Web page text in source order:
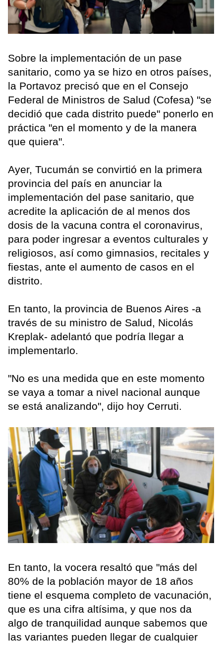
Sobre la implementación de un pase
sanitario, como ya se hizo en otros países,
la Portavoz precisó que en el Consejo
Federal de Ministros de Salud (Cofesa) "se
decidió que cada distrito puede" ponerlo en
práctica "en el momento y de la manera
que quiera".
Ayer, Tucumán se convirtió en la primera
provincia del país en anunciar la
implementación del pase sanitario, que
acredite la aplicación de al menos dos
dosis de la vacuna contra el coronavirus,
para poder ingresar a eventos culturales y
religiosos, así como gimnasios, recitales y
fiestas, ante el aumento de casos en el
distrito.
En tanto, la provincia de Buenos Aires -a
través de su ministro de Salud, Nicolás
Kreplak- adelantó que podría llegar a
implementarlo.
"No es una medida que en este momento
se vaya a tomar a nivel nacional aunque
se está analizando", dijo hoy Cerruti.
En tanto, la vocera resaltó que "más del
80% de la población mayor de 18 años
tiene el esquema completo de vacunación,
que es una cifra altísima, y que nos da
algo de tranquilidad aunque sabemos que
las variantes pueden llegar de cualquier